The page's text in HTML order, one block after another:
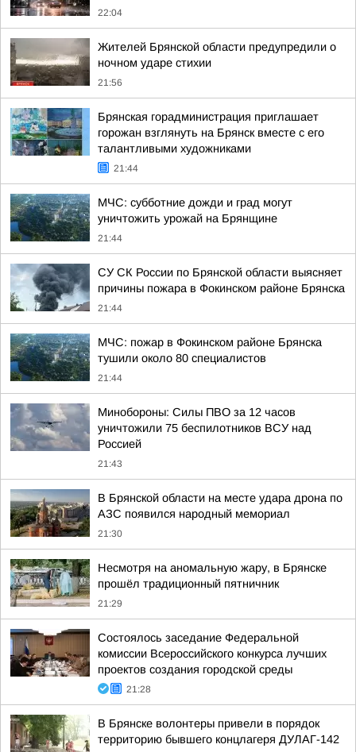
22:04
Жителей Брянской области предупредили о
ночном ударе стихии
21:56
Брянская горадминистрация приглашает
горожан взглянуть на Брянск вместе с его
талантливыми художниками
21:44
МЧС: субботние дожди и град могут
уничтожить урожай на Брянщине
21:44
СУ СК России по Брянской области выясняет
причины пожара в Фокинском районе Брянска
21:44
МЧС: пожар в Фокинском районе Брянска
тушили около 80 специалистов
21:44
Минобороны: Силы ПВО за 12 часов
уничтожили 75 беспилотников ВСУ над
Россией
21:43
В Брянской области на месте удара дрона по
АЗС появился народный мемориал
21:30
Несмотря на аномальную жару, в Брянске
прошёл традиционный пятничник
21:29
Состоялось заседание Федеральной
комиссии Всероссийского конкурса лучших
проектов создания городской среды
21:28
В Брянске волонтеры привели в порядок
территорию бывшего концлагеря ДУЛАГ-142